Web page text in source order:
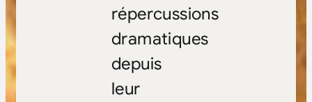
répercussions
dramatiques
depuis
leur